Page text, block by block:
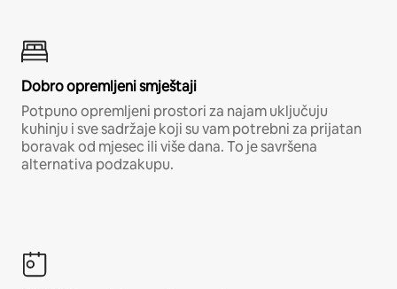
Dobro opremljeni smještaji
Potpuno opremljeni prostori za najam uključuju
kuhinju i sve sadržaje koji su vam potrebni za prijatan
boravak od mjesec ili više dana. To je savršena
alternativa podzakupu.